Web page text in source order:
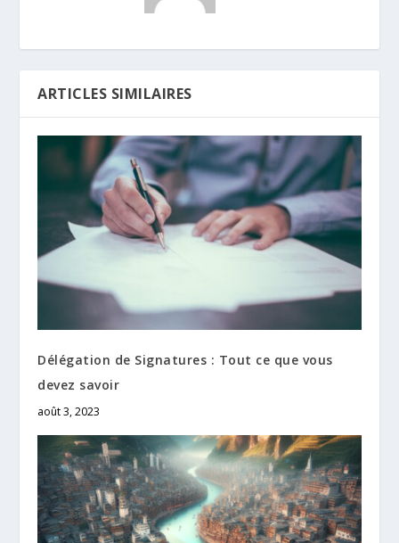
ARTICLES SIMILAIRES
Délégation de Signatures : Tout ce que vous
devez savoir
août 3, 2023